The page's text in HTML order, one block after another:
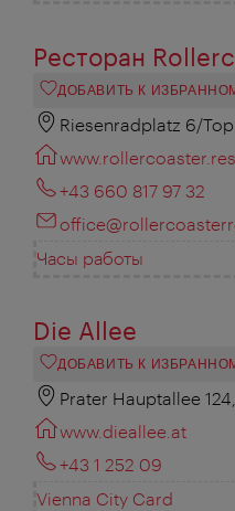
Ресторан
ДОБАВИТЬ К
Riesenradplatz 6/
+43 660 817 97 32
Часы работы
Die Allee
ДОБАВИТЬ К
Prater Hauptallee
www.dieallee.at
+43 1 252 09
Vienna City Card